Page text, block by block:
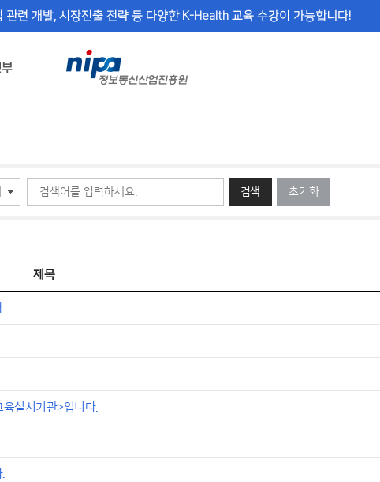
관련 개발, 시장진출 전략 등 다양한 K-Health 교육 수강이 가능합니다!
검색 초기화
제목
실시기관>입니다.